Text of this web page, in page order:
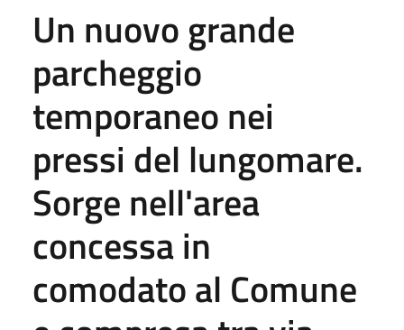
Un nuovo grande
parcheggio
temporaneo nei
pressi del lungomare.
Sorge nell'area
concessa in
comodato al Comune